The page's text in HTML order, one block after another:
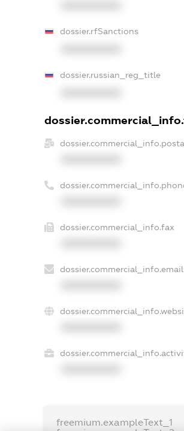
dossier.rfSanctions
dossier.russian_reg_title
dossier.commercial_info.fax
dossier.commercial_info.email
freemium.exampleText_1